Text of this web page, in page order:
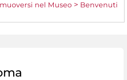
nel Museo
Benvenuti